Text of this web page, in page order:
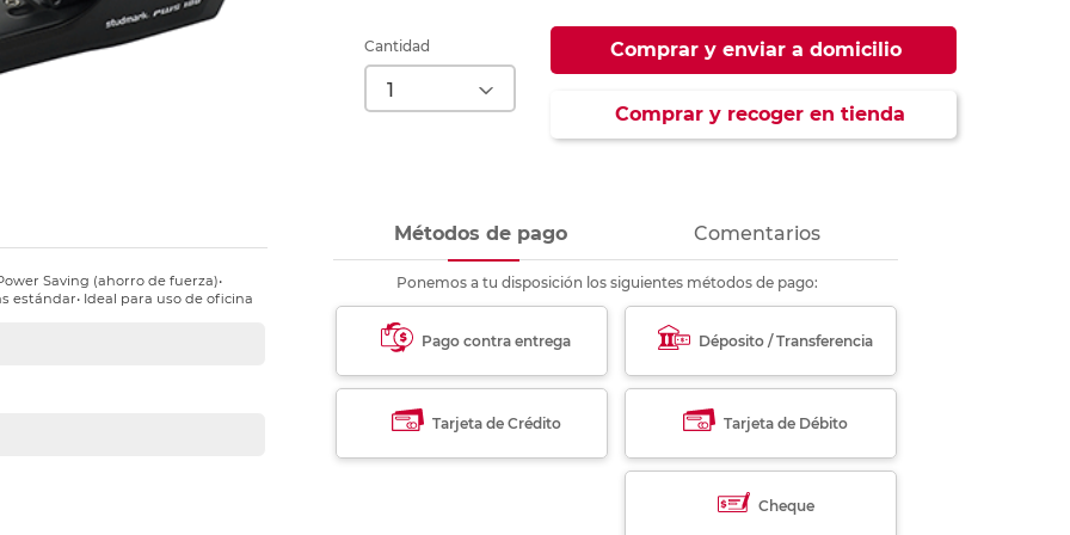
Ver más
y láser
carpeta
Ver más
Ver más
Cantidad Comprar y enviar a domicilio
Comprar y recoger en tienda
Saving (ahorro de fuerza)•
estándar• Ideal para uso de oficina
Métodos de pago Comentarios
Ponemos a tu disposición los siguientes métodos de pago:
Pago contra entrega Déposito / Transferencia
Tarjeta de Crédito Tarjeta de Débito
Cheque